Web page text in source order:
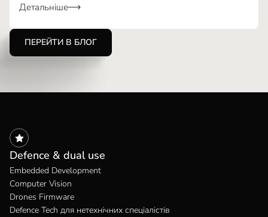
Детальніше
ПЕРЕЙТИ В БЛОГ
Defence & dual use
Embedded Development
Computer Vision
Drones Firmware
Defence Tech для нетехнічних спеціалістів